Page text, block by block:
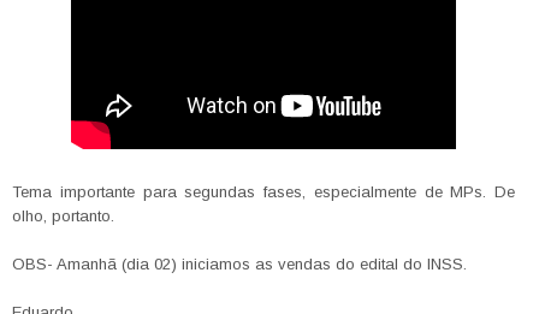
Tema importante para segundas fases, especialmente de MPs. De
olho, portanto.
OBS- Amanhã (dia 02) iniciamos as vendas do edital do INSS.